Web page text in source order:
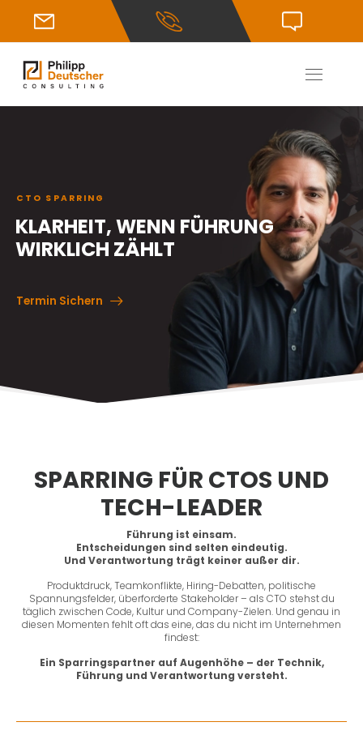
CTO SPARRING
KLARHEIT, WENN FÜHRUNG
WIRKLICH ZÄHLT
Termin Sichern
SPARRING FÜR CTOS UND
TECH-LEADER
Führung ist einsam.
Entscheidungen sind selten eindeutig.
Und Verantwortung trägt keiner außer dir.
Produktdruck, Teamkonflikte, Hiring-Debatten, politische
Spannungsfelder, überforderte Stakeholder – als CTO stehst du
täglich zwischen Code, Kultur und Company-Zielen. Und genau in
diesen Momenten fehlt oft das eine, das du nicht im Unternehmen
findest:
Ein Sparringspartner auf Augenhöhe – der Technik,
Führung und Verantwortung versteht.